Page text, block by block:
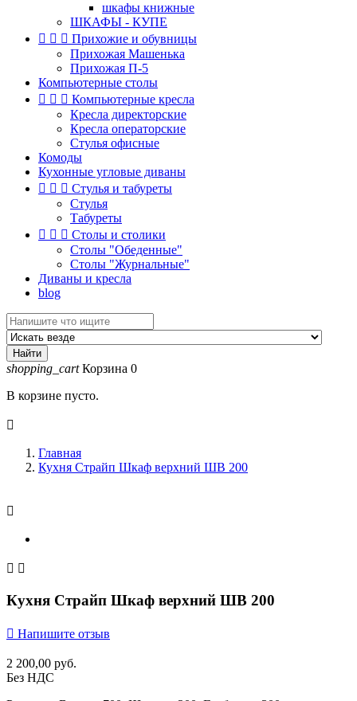
шкафы книжные
ШКАФЫ - КУПЕ
   Прихожие и обувницы
Прихожая Машенька
Прихожая П-5
Компьютерные столы
   Компьютерные кресла
Кресла директорские
Кресла операторские
Стулья офисные
Комоды
Кухонные угловые диваны
   Стулья и табуреты
Стулья
Табуреты
   Столы и столики
Столы "Обеденные"
Столы "Журнальные"
Диваны и кресла
blog
Найти
shopping_cart Корзина 0
В корзине пусто.

Главная
Кухня Страйп Шкаф верхний ШВ 200

 
Кухня Страйп Шкаф верхний ШВ 200
 Напишите отзыв
2 200,00 руб.
Без НДС